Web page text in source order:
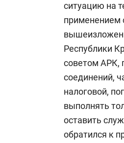
ситуацию на
применением
Республики
советом АРК,
соединений,
налоговой,
выполнять
оставить
обратился к